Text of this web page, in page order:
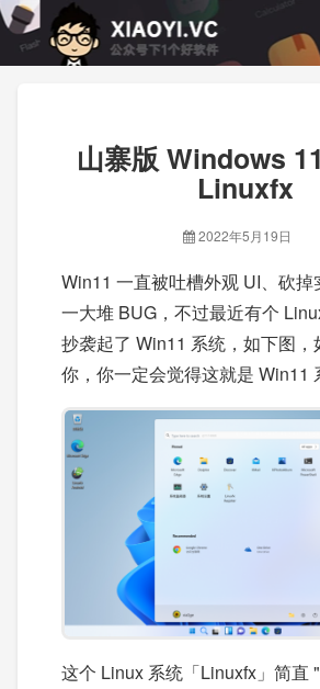
山寨版 Windows
Linuxfx
2022年5月19日
Win11 一直被吐槽外观 UI、砍掉
一大堆 BUG，不过最近有个
抄袭起了 Win11 系统，如下图
你，你一定会觉得这就是 Win11
这个 Linux 系统「Linuxfx」简直